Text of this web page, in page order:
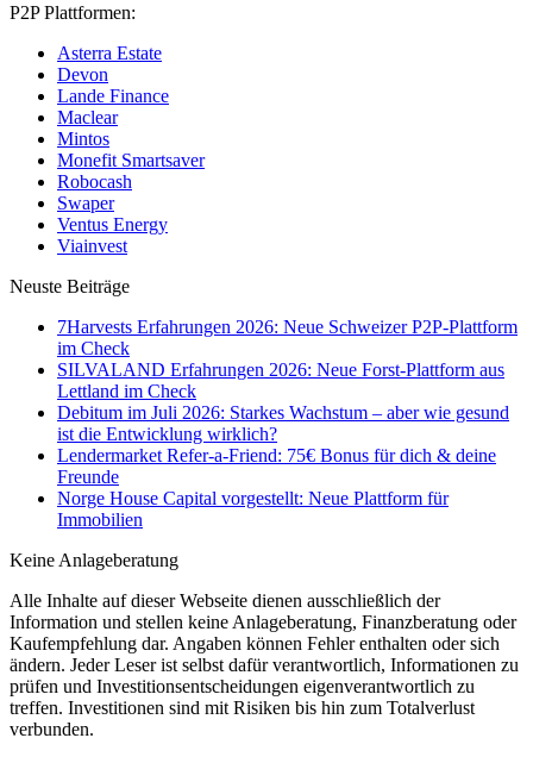
P2P Plattformen:
Asterra Estate
Devon
Lande Finance
Maclear
Mintos
Monefit Smartsaver
Robocash
Swaper
Ventus Energy
Viainvest
Neuste Beiträge
7Harvests Erfahrungen 2026: Neue Schweizer P2P-Plattform
im Check
SILVALAND Erfahrungen 2026: Neue Forst-Plattform aus
Lettland im Check
Debitum im Juli 2026: Starkes Wachstum – aber wie gesund
ist die Entwicklung wirklich?
Lendermarket Refer-a-Friend: 75€ Bonus für dich & deine
Freunde
Norge House Capital vorgestellt: Neue Plattform für
Immobilien
Keine Anlageberatung
Alle Inhalte auf dieser Webseite dienen ausschließlich der
Information und stellen keine Anlageberatung, Finanzberatung oder
Kaufempfehlung dar. Angaben können Fehler enthalten oder sich
ändern. Jeder Leser ist selbst dafür verantwortlich, Informationen zu
prüfen und Investitionsentscheidungen eigenverantwortlich zu
treffen. Investitionen sind mit Risiken bis hin zum Totalverlust
verbunden.